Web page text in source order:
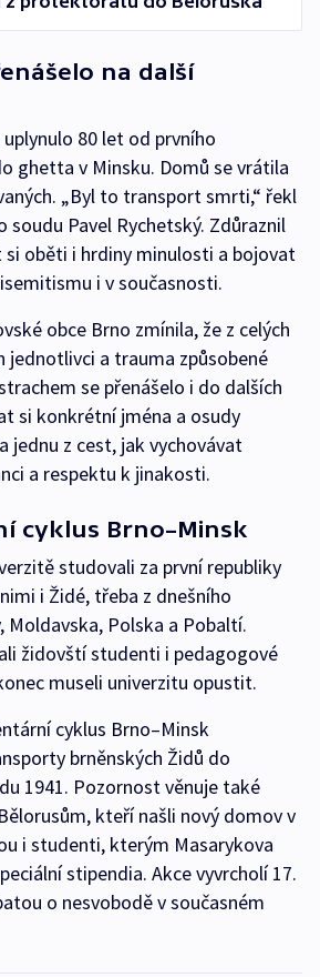
na další
80 let od prvního
ghetta v Minsku. Domů se vrátila
„Byl to transport smrti,“ řekl
soudu Pavel Rychetský. Zdůraznil
oběti i hrdiny minulosti a bojovat
i v současnosti.
obce Brno zmínila, že z celých
jednotlivci a trauma způsobené
se přenášelo i do dalších
si konkrétní jména a osudy
jednu z cest, jak vychovávat
a respektu k jinakosti.
cyklus Brno–Minsk
studovali za první republiky
i Židé, třeba z dnešního
Moldavska, Polska a Pobaltí.
židovští studenti i pedagogové
museli univerzitu opustit.
cyklus Brno–Minsk
brněnských Židů do
1941. Pozornost věnuje také
kteří našli nový domov v
i studenti, kterým Masarykova
stipendia. Akce vyvrcholí 17.
o nesvobodě v současném